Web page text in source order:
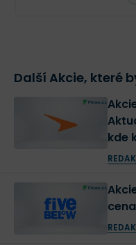
Další Akcie, které
kde
Akcie